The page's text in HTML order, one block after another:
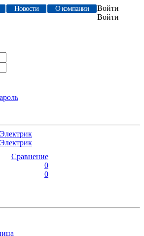
Новости О компании
Войти
Войти
Сравнение
0
0